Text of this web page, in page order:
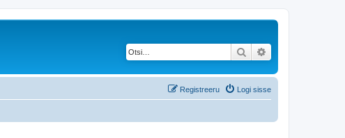
Otsi
Logi sisse
Registreeru